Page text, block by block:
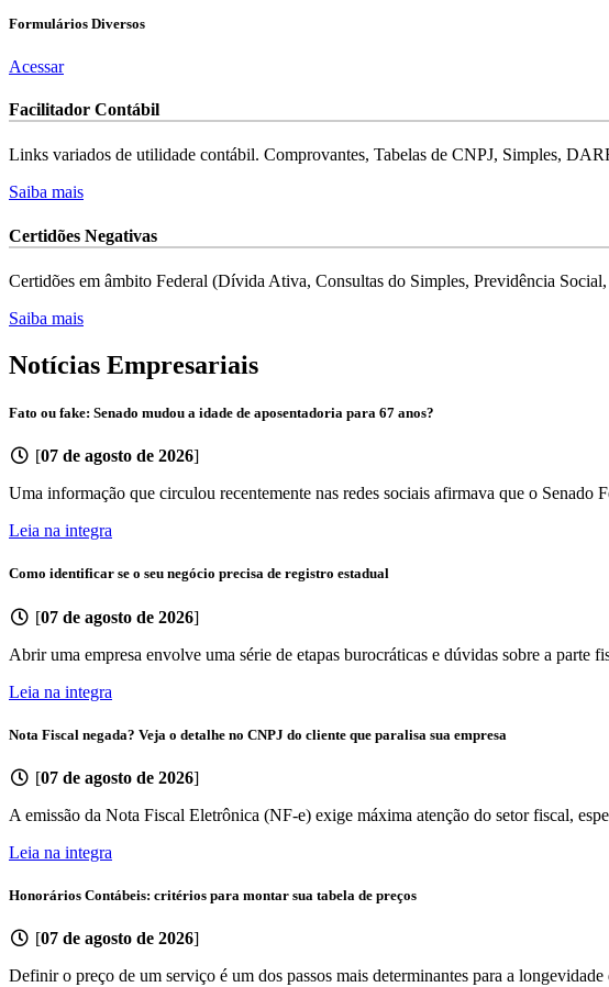
Formulários Diversos
Acessar
Facilitador Contábil
Links variados de utilidade contábil. Comprovantes, Tabelas de CNPJ, Simples,
Saiba mais
Certidões Negativas
Certidões em âmbito Federal (Dívida Ativa, Consultas do Simples, Previdência
Saiba mais
Notícias Empresariais
Fato ou fake: Senado mudou a idade de aposentadoria para 67 anos?
[07 de agosto de 2026]
Uma informação que circulou recentemente nas redes sociais afirmava que o
Leia na integra
Como identificar se o seu negócio precisa de registro estadual
[07 de agosto de 2026]
Abrir uma empresa envolve uma série de etapas burocráticas e dúvidas sobre a parte
Leia na integra
Nota Fiscal negada? Veja o detalhe no CNPJ do cliente que paralisa sua empresa
[07 de agosto de 2026]
A emissão da Nota Fiscal Eletrônica (NF-e) exige máxima atenção do setor fiscal,
Leia na integra
Honorários Contábeis: critérios para montar sua tabela de preços
[07 de agosto de 2026]
Definir o preço de um serviço é um dos passos mais determinantes para a